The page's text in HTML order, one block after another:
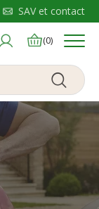
SAV et contact
(0) Menu